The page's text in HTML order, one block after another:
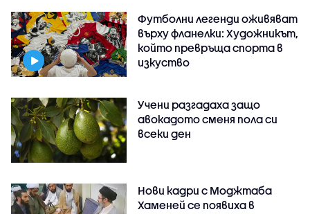
Футболни легенди оживяват
върху фланелки: Художникът,
който превръща спорта в
изкуство
Учени разгадаха защо
авокадото сменя пола си
всеки ден
Нови кадри с Моджтаба
Хаменей се появиха в